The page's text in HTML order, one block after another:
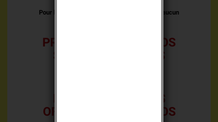
Pour les clients, comptes, commandes etc.. aucun
PROFITEZ DES PROMOS
SUR LES BATTERIES
LES FRAIS D'ENVOIS
OFFERTS DÉS 69 EUROS